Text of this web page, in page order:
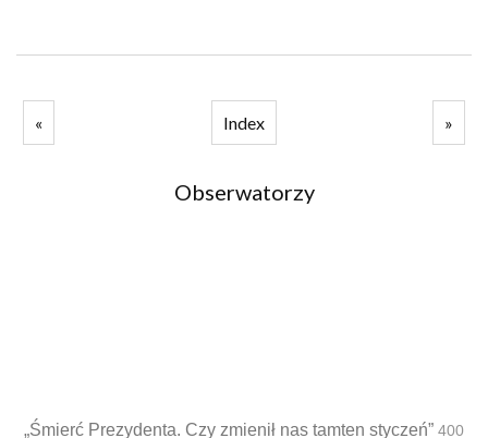
« Index »
Obserwatorzy
„Śmierć Prezydenta. Czy zmienił nas tamten styczeń” 400